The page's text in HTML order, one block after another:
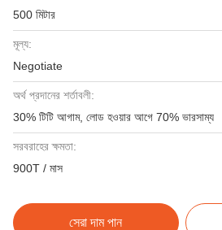
500 মিটার
মূল্য:
Negotiate
অর্থ প্রদানের শর্তাবলী:
30% টিটি আগাম, লোড হওয়ার আগে 70% ভারসাম্য
সরবরাহের ক্ষমতা:
900T / মাস
সেরা দাম পান